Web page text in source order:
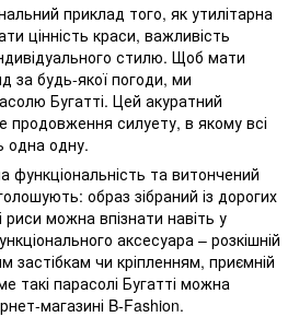
приклад того, як утилітарна
цінність краси, важливість
стилю. Щоб мати
за будь-якої погоди, ми
Бугатті. Цей акуратний
продовження силуету, в якому всі
одна одну.
функціональність та витончений
образ зібраний із дорогих
можна впізнати навіть у
аксесуара – розкішній
застібкам чи кріпленням, приємній
такі парасолі Бугатті можна
магазині B-Fashion.